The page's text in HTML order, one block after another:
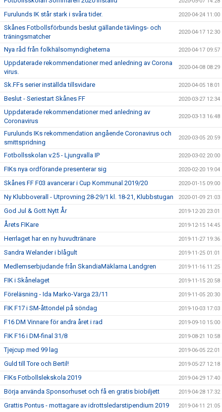
Furulunds IK står stark i svåra tider. 2020-04-24 11:00
Skånes Fotbollsförbunds beslut gällande tävlings- och
träningsmatcher
2020-04-17 12:30
Nya råd från folkhälsomyndigheterna 2020-04-17 09:57
Uppdaterade rekommendationer med anledning av Corona
virus.
2020-04-08 08:29
Sk.FFs serier inställda tillsvidare 2020-04-05 18:01
Beslut - Seriestart Skånes FF 2020-03-27 12:34
Uppdaterade rekommendationer med anledning av
Coronavirus
2020-03-13 16:48
Furulunds IKs rekommendation angående Coronavirus och
smittspridning
2020-03-05 20:59
Fotbollsskolan v.25 - Ljungvalla IP 2020-03-02 20:00
FIKs nya ordförande presenterar sig 2020-02-20 19:04
Skånes FF F03 avancerar i Cup Kommunal 2019/20 2020-01-15 09:00
Ny Klubboverall - Utprovning 28-29/1 kl. 18-21, Klubbstugan 2020-01-09 21:03
God Jul & Gott Nytt År 2019-12-20 23:01
Årets FIKare 2019-12-15 14:45
Herrlaget har en ny huvudtränare 2019-11-27 19:36
Sandra Welander i blågult 2019-11-25 01:01
Medlemserbjudande från SkandiaMäklarna Landgren 2019-11-16 11:25
FIK i Skånelaget 2019-11-15 20:58
Föreläsning - Ida Marko-Varga 23/11 2019-11-05 20:30
FIK F17 i SM-åttondel på söndag 2019-10-03 17:03
F16 DM Vinnare för andra året i rad 2019-09-10 15:00
FIK F16 i DM-final 31/8 2019-08-21 10:58
Tjejcup med 99 lag 2019-06-05 22:01
Guld till Tore och Bertil! 2019-05-27 12:18
FIKs Fotbollslekskola 2019 2019-04-29 17:40
Börja använda Sponsorhuset och få en gratis biobiljett 2019-04-28 17:32
Grattis Pontus - mottagare av idrottsledarstipendium 2019 2019-04-11 21:05